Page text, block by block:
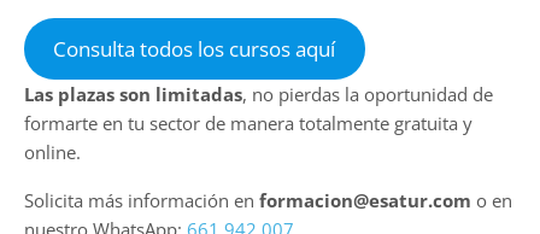
Consulta todos los cursos aquí
Las plazas son limitadas, no pierdas la oportunidad de
formarte en tu sector de manera totalmente gratuita y
online.
Solicita más información en formacion@esatur.com o en
nuestro WhatsApp: 661 942 007